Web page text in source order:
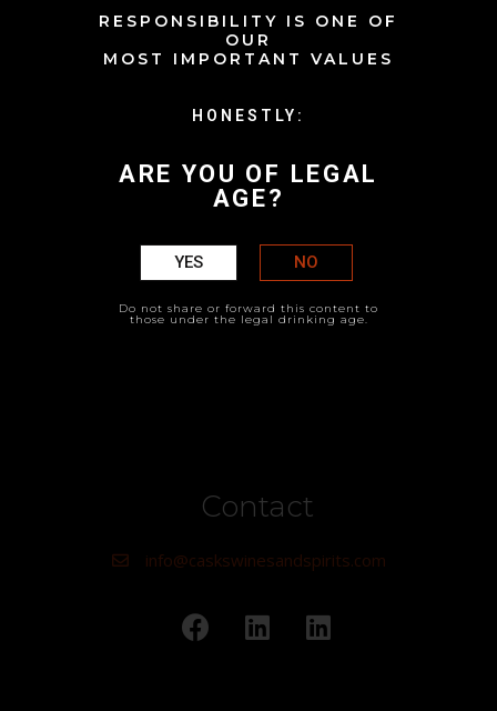
«…Old wine to drink, old friends to trust…»
Contact
info@caskswinesandspirits.com
RESPONSIBILITY IS ONE OF
OUR
MOST IMPORTANT VALUES
HONESTLY:
ARE YOU OF LEGAL
AGE?
YES NO
Do not share or forward this content to
those under the legal drinking age.